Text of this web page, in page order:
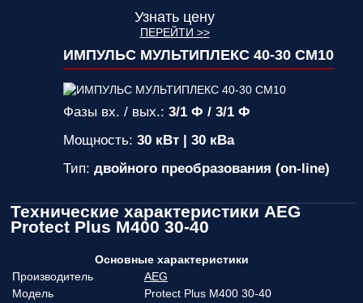
Узнать цену
ПЕРЕЙТИ >>
ИМПУЛЬС МУЛЬТИПЛЕКС 40-30 СМ10
Фазы вх. / вых.: 3/1 Ф / 3/1 Ф
Мощность: 30 кВт | 30 кВа
Тип: двойного преобразования (on-line)
Технические характеристики AEG
Protect Plus M400 30-40
Основные характеристики
Производитель
AEG
Модель
Protect Plus M400 30-40